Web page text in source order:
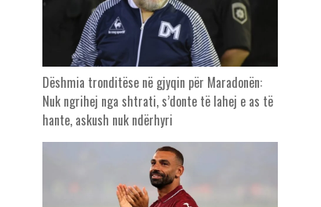
Dëshmia tronditëse në gjyqin për Maradonën:
Nuk ngrihej nga shtrati, s’donte të lahej e as të
hante, askush nuk ndërhyri